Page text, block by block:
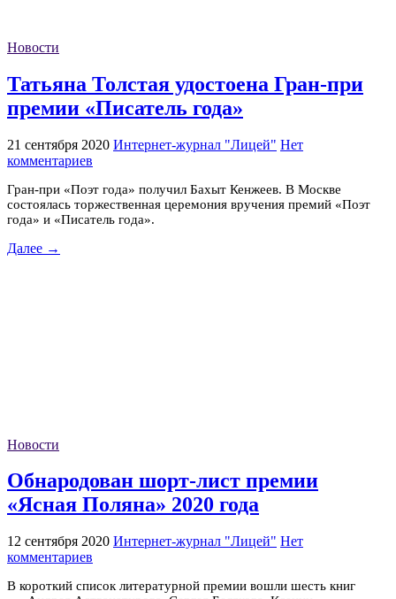
Новости
Татьяна Толстая удостоена Гран-при
премии «Писатель года»
21 сентября 2020 Интернет-журнал "Лицей" Нет
комментариев
Гран-при «Поэт года» получил Бахыт Кенжеев. В Москве
состоялась торжественная церемония вручения премий «Поэт
года» и «Писатель года».
Далее →
Новости
Обнародован шорт-лист премии
«Ясная Поляна» 2020 года
12 сентября 2020 Интернет-журнал "Лицей" Нет
комментариев
В короткий список литературной премии вошли шесть книг